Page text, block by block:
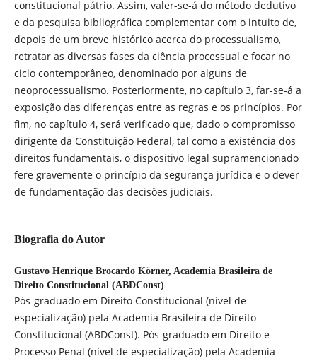
constitucional pátrio. Assim, valer-se-á do método dedutivo
e da pesquisa bibliográfica complementar com o intuito de,
depois de um breve histórico acerca do processualismo,
retratar as diversas fases da ciência processual e focar no
ciclo contemporâneo, denominado por alguns de
neoprocessualismo. Posteriormente, no capítulo 3, far-se-á a
exposição das diferenças entre as regras e os princípios. Por
fim, no capítulo 4, será verificado que, dado o compromisso
dirigente da Constituição Federal, tal como a existência dos
direitos fundamentais, o dispositivo legal supramencionado
fere gravemente o princípio da segurança jurídica e o dever
de fundamentação das decisões judiciais.
Biografia do Autor
Gustavo Henrique Brocardo Körner, Academia Brasileira de
Direito Constitucional (ABDConst)
Pós-graduado em Direito Constitucional (nível de
especialização) pela Academia Brasileira de Direito
Constitucional (ABDConst). Pós-graduado em Direito e
Processo Penal (nível de especialização) pela Academia